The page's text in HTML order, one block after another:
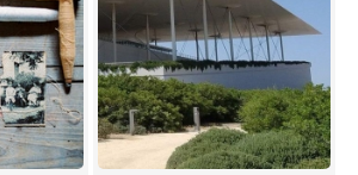
Παραγγελία
Αναζήτηση παραγγελίας
Προσωπικά Δεδομένα